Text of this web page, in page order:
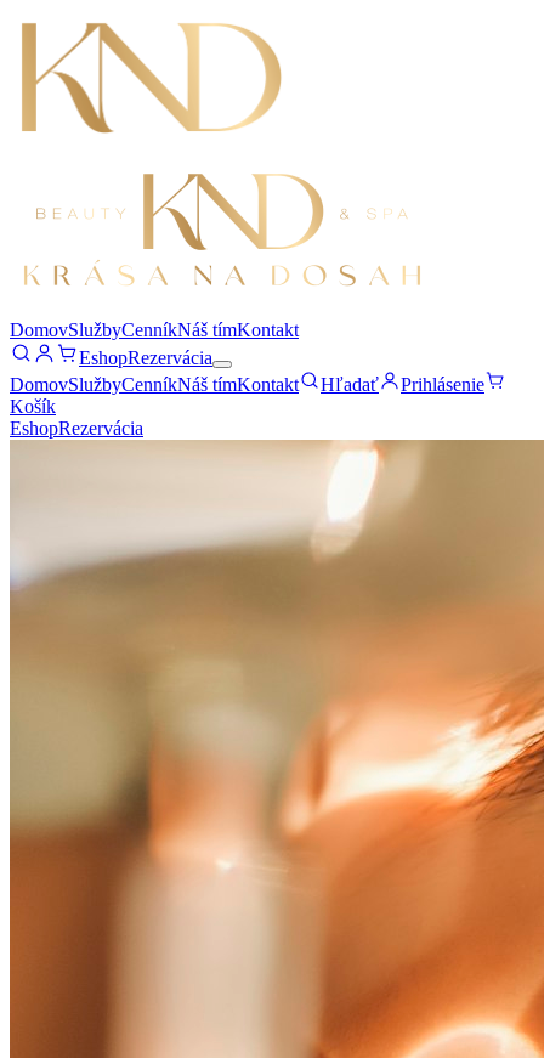
DomovSlužbyCenníkNáš tímKontakt
EshopRezervácia
DomovSlužbyCenníkNáš tímKontakt Hľadať
Prihlásenie
Košík
EshopRezervácia